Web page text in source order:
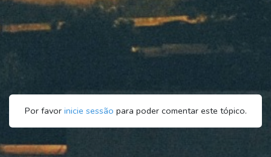
Por favor inicie sessão para poder comentar este tópico.